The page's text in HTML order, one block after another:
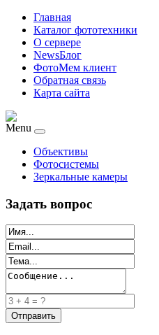
Главная
Каталог фототехники
О сервере
NewsБлог
ФотоМем клиент
Обратная связь
Карта сайта
Menu
Объективы
Фотосистемы
Зеркальные камеры
Задать вопрос